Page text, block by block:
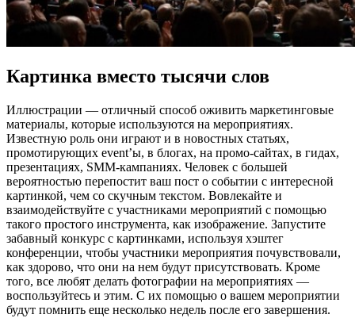
Картинка вместо тысячи слов
Иллюстрации — отличный способ оживить маркетинговые
материалы, которые используются на мероприятиях.
Известную роль они играют и в новостных статьях,
промотирующих event’ы, в блогах, на промо-сайтах, в гидах,
презентациях, SMM-кампаниях. Человек с большей
вероятностью перепостит ваш пост о событии с интересной
картинкой, чем со скучным текстом. Вовлекайте и
взаимодействуйте с участниками мероприятий с помощью
такого простого инструмента, как изображение. Запустите
забавный конкурс с картинками, используя хэштег
конференции, чтобы участники мероприятия почувствовали,
как здорово, что они на нем будут присутствовать. Кроме
того, все любят делать фотографии на мероприятиях —
воспользуйтесь и этим. С их помощью о вашем мероприятии
будут помнить еще несколько недель после его завершения.